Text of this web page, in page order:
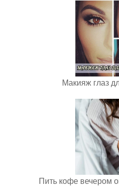
Макияж глаз
Пить кофе вечером